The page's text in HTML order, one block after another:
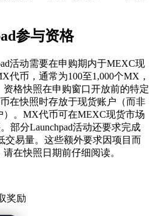
参与资格
活动需要在申购期内于MEXC现
代币，通常为100至1,000个MX，
格快照在申购窗口开放前的特定
在快照时存放于现货账户（而非
。MX代币可在MEXC现货市场
部分Launchpad活动还要求完成
交易量。这些额外要求因项目而
在快照日期前仔细阅读。
奖励